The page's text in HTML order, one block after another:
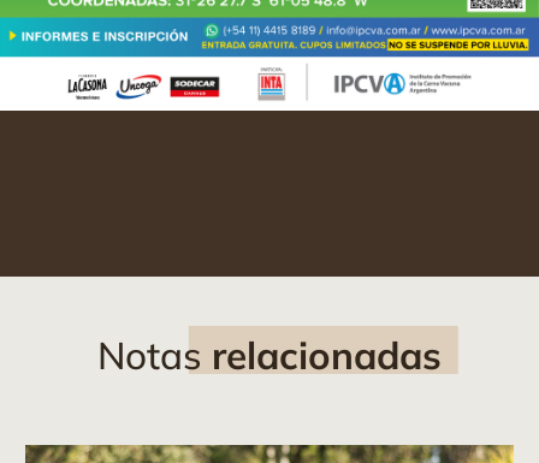
Notas relacionadas